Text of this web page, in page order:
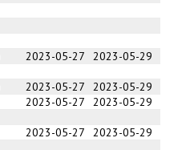
2023-05-27
2023-05-29
2023-05-27
2023-05-29
2023-05-27
2023-05-29
2023-05-27
2023-05-29